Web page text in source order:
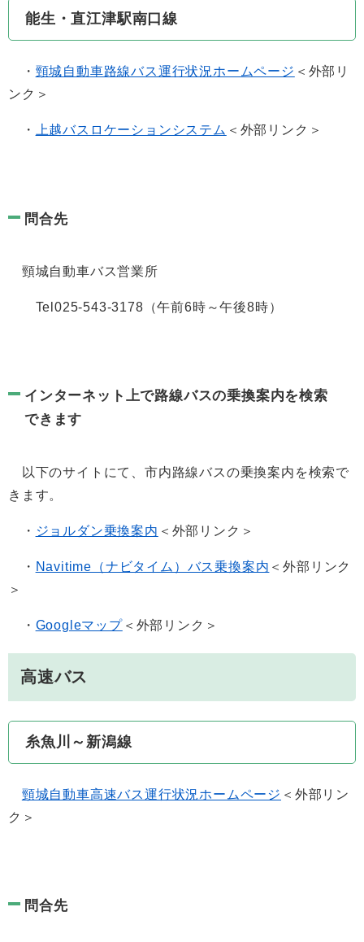
能生・直江津駅南口線
・ 頸城自動車路線バス運行状況ホームページ ＜外部リ
ンク＞
・ 上越バスロケーションシステム ＜外部リンク＞
問合先
頸城自動車バス営業所
Tel025-543-3178（午前6時～午後8時）
インターネット上で路線バスの乗換案内を検索
できます
以下のサイトにて、市内路線バスの乗換案内を検索で
きます。
・ ジョルダン乗換案内 ＜外部リンク＞
・ Navitime（ナビタイム）バス乗換案内 ＜外部リンク
＞
・ Googleマップ＜外部リンク＞
高速バス
糸魚川～新潟線
頸城自動車高速バス運行状況ホームページ ＜外部リン
ク＞
問合先